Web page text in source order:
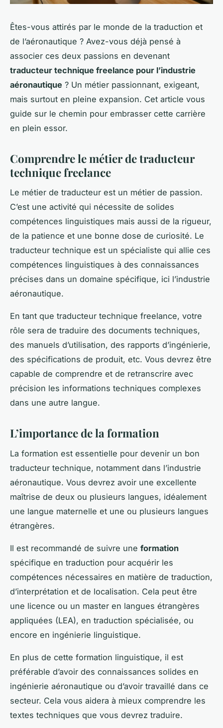
Êtes-vous attirés par le monde de la traduction et
de l’aéronautique ? Avez-vous déjà pensé à
associer ces deux passions en devenant
traducteur technique freelance pour l’industrie
aéronautique ? Un métier passionnant, exigeant,
mais surtout en pleine expansion. Cet article vous
guide sur le chemin pour embrasser cette carrière
en plein essor.
Comprendre le métier de traducteur
technique freelance
Le métier de traducteur est un métier de passion.
C’est une activité qui nécessite de solides
compétences linguistiques mais aussi de la rigueur,
de la patience et une bonne dose de curiosité. Le
traducteur technique est un spécialiste qui allie ces
compétences linguistiques à des connaissances
précises dans un domaine spécifique, ici l’industrie
aéronautique.
En tant que traducteur technique freelance, votre
rôle sera de traduire des documents techniques,
des manuels d’utilisation, des rapports d’ingénierie,
des spécifications de produit, etc. Vous devrez être
capable de comprendre et de retranscrire avec
précision les informations techniques complexes
dans une autre langue.
L’importance de la formation
La formation est essentielle pour devenir un bon
traducteur technique, notamment dans l’industrie
aéronautique. Vous devrez avoir une excellente
maîtrise de deux ou plusieurs langues, idéalement
une langue maternelle et une ou plusieurs langues
étrangères.
Il est recommandé de suivre une formation
spécifique en traduction pour acquérir les
compétences nécessaires en matière de traduction,
d’interprétation et de localisation. Cela peut être
une licence ou un master en langues étrangères
appliquées (LEA), en traduction spécialisée, ou
encore en ingénierie linguistique.
En plus de cette formation linguistique, il est
préférable d’avoir des connaissances solides en
ingénierie aéronautique ou d’avoir travaillé dans ce
secteur. Cela vous aidera à mieux comprendre les
textes techniques que vous devrez traduire.